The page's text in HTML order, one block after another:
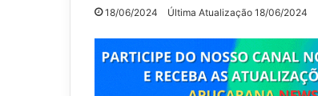
18/06/2024 Última Atualização 18/06/2024